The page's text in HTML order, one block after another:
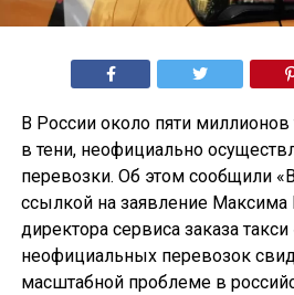
В России около пяти миллионов
в тени, неофициально
перевозки. Об этом сообщили
ссылкой на заявление
директора сервиса заказа
неофициальных перевозок
масштабной проблеме в